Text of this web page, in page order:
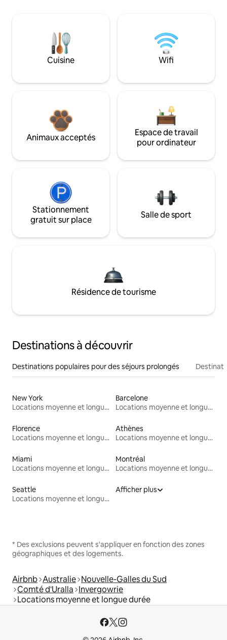
Cuisine Wifi
Animaux acceptés
Espace de travail
pour ordinateur
Stationnement
gratuit sur place
Salle de sport
Résidence de tourisme
Destinations à découvrir
Destinations populaires pour des séjours prolongés
New York
Locations moyenne et longue durée
Barcelone
Locations moyenne et longue durée
Florence
Locations moyenne et longue durée
Athènes
Locations moyenne et longue durée
Miami
Locations moyenne et longue durée
Montréal
Locations moyenne et longue durée
Seattle
Locations moyenne et longue durée
Afficher plus
* Des exclusions peuvent s'appliquer en fonction des zones
géographiques et des logements.
Airbnb Australie Nouvelle-Galles du Sud
Comté d'Uralla Invergowrie
Locations moyenne et longue durée